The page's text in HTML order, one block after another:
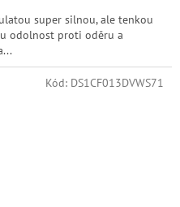
super silnou, ale tenkou
odolnost proti oděru a
Kód: DS1CF013DVWS71